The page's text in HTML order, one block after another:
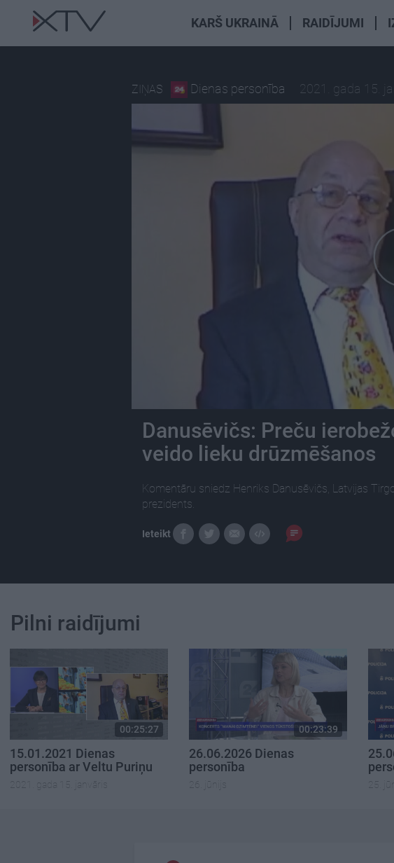
KARŠ UKRAINĀ RAIDĪJUMI
ZIŅAS Dienas personība 2021. gada 15.
Danusēvičs: Preču
veido lieku drūzmēšanos
Komentāru sniedz Henriks Danusēvičs, Latvijas
prezidents.
Ieteikt
Pilni raidījumi
00:25:27
15.01.2021 Dienas
personība ar Veltu Puriņu
2021. gada 15. janvāris
00:23:39
26.06.2026 Dienas
personība
26. jūnijs 25.